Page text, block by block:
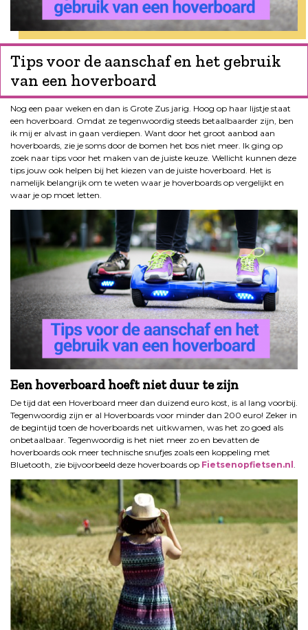
Tips voor de aanschaf en het gebruik
van een hoverboard
Nog een paar weken en dan is Grote Zus jarig. Hoog op haar lijstje staat
een hoverboard. Omdat ze tegenwoordig steeds betaalbaarder zijn, ben
ik mij er alvast in gaan verdiepen. Want door het groot aanbod aan
hoverboards, zie je soms door de bomen het bos niet meer. Ik ging op
zoek naar tips voor het maken van de juiste keuze. Wellicht kunnen deze
tips jouw ook helpen bij het kiezen van de juiste hoverboard. Het is
namelijk belangrijk om te weten waar je hoverboards op vergelijkt en
waar je op moet letten.
Een hoverboard hoeft niet duur te zijn
De tijd dat een Hoverboard meer dan duizend euro kost, is al lang voorbij.
Tegenwoordig zijn er al Hoverboards voor minder dan 200 euro! Zeker in
de begintijd toen de hoverboards net uitkwamen, was het zo goed als
onbetaalbaar. Tegenwoordig is het niet meer zo en bevatten de
hoverboards ook meer technische snufjes zoals een koppeling met
Bluetooth, zie bijvoorbeeld deze hoverboards op Fietsenopfietsen.nl .